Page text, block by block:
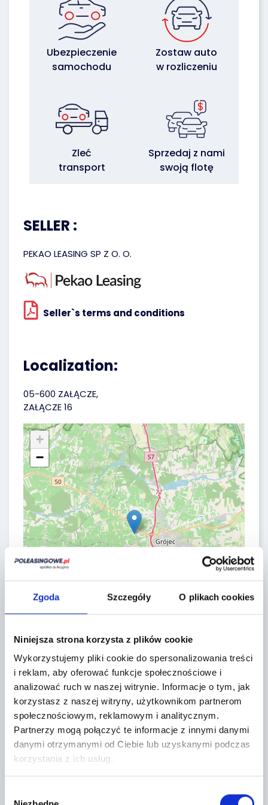
Zgoda Szczegóły O plikach cookies
Niniejsza strona korzysta z plików cookie
Wykorzystujemy pliki cookie do spersonalizowania treści
i reklam, aby oferować funkcje społecznościowe i
analizować ruch w naszej witrynie. Informacje o tym, jak
korzystasz z naszej witryny, użytkownikom partnerom
społecznościowym, reklamowym i analitycznym.
Partnerzy mogą połączyć te informacje z innymi danymi
danymi otrzymanymi od Ciebie lub uzyskanymi podczas
korzystania z ich usług.
Ubezpieczenie
samochodu
Zostaw auto
w rozliczeniu
Zleć
transport
Sprzedaj z nami
swoją flotę
SELLER :
PEKAO LEASING SP Z O. O.
Seller`s terms and conditions
Localization:
05-600 ZAŁĄCZE,
ZAŁĄCZE 16
+
−
Leaflet|©OpenStreetMap
CONTACT FORM